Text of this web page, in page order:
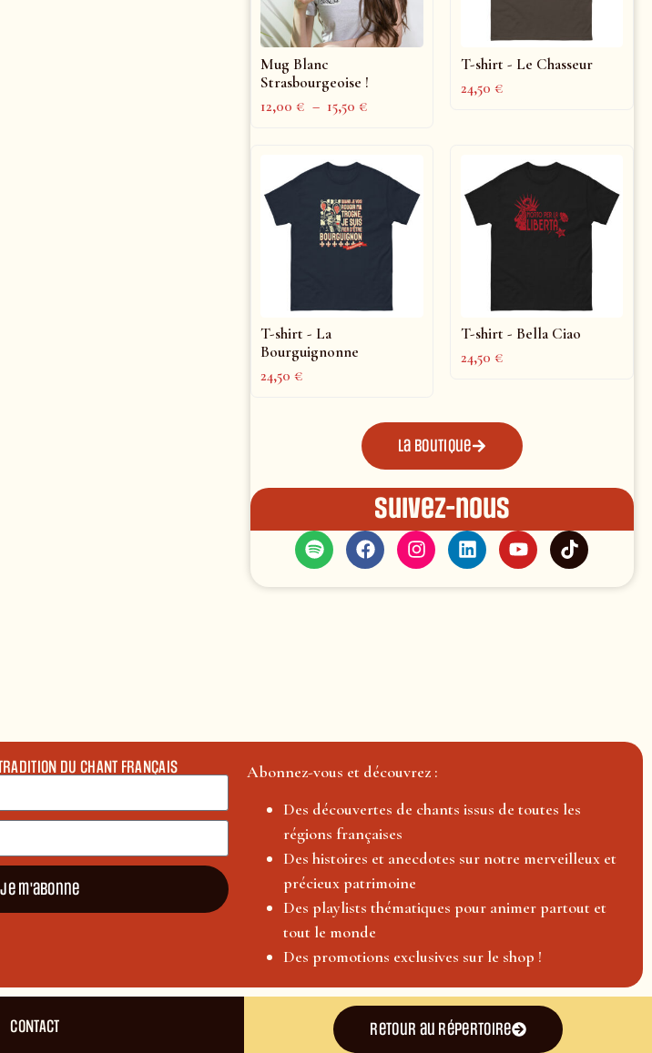
Mug Blanc
Strasbourgeoise !
12,00€ – 15,50€
T-shirt - Le Chasseur
24,50€
T-shirt - La
Bourguignonne
24,50€
T-shirt - Bella Ciao
24,50€
La boutique
Suivez-nous
DU CHANT FRANÇAIS
Je m'abonne
Abonnez-vous et découvrez :
Des découvertes de chants issus de toutes les
régions françaises
Des histoires et anecdotes sur notre merveilleux et
précieux patrimoine
Des playlists thématiques pour animer partout et
tout le monde
Des promotions exclusives sur le shop !
CONTACT Retour au répertoire